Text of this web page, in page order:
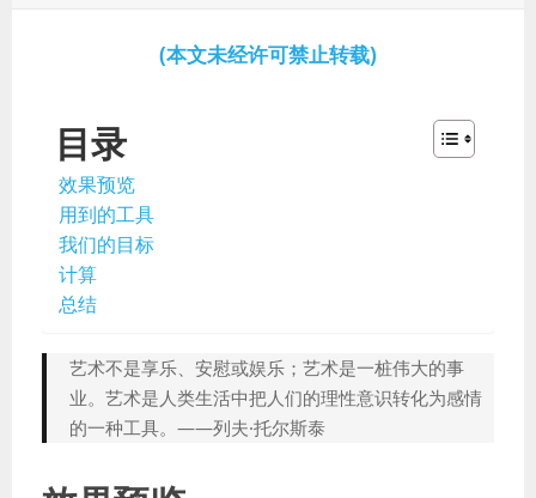
(本文未经许可禁止转载)
目录
效果预览
用到的工具
我们的目标
计算
总结
艺术不是享乐、安慰或娱乐；艺术是一桩伟大的事
业。艺术是人类生活中把人们的理性意识转化为感情
的一种工具。——列夫·托尔斯泰